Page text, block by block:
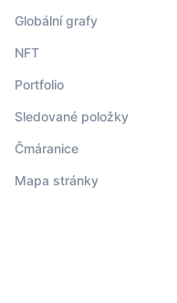
Globální grafy
NFT
Portfolio
Sledované položky
Čmáranice
Mapa stránky